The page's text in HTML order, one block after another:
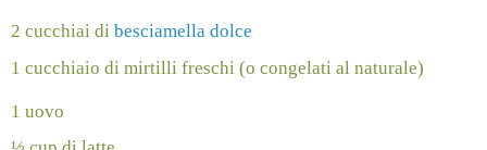
2 cucchiai di besciamella dolce
1 cucchiaio di mirtilli freschi (o congelati al naturale)
1 uovo